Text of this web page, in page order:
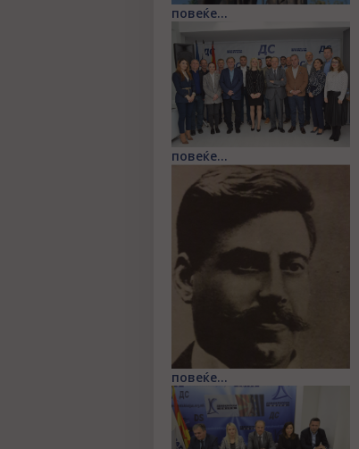
повеќе...
повеќе...
повеќе...